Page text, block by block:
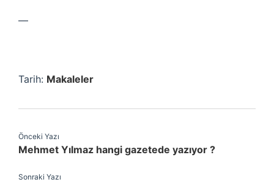
—
Tarih: Makaleler
Önceki Yazı
Mehmet Yılmaz hangi gazetede yazıyor ?
Sonraki Yazı